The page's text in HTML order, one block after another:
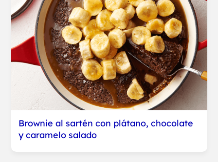
Brownie al sartén con plátano, chocolate
y caramelo salado